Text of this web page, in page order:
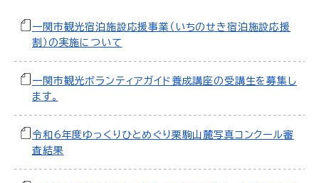
一関市観光宿泊施設応援事業（いちのせき宿泊施設応援
割）の実施について
一関市観光ボランティアガイド養成講座の受講生を募集し
ます。
令和6年度ゆっくりひとめぐり栗駒山麓写真コンクール審
査結果